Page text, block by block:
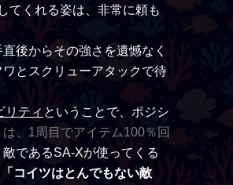
てくれる姿は、非常に頼も
後からその強さを遺憾なく
とスクリューアタックで待
リティ ということで、ポジシ
は、1周目でアイテム100％回
であるSA-Xが使ってくる
「コイツはとんでもない敵